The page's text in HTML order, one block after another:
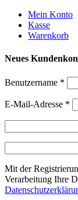
Weiter
zum
Inhalt
Mein Konto
Kasse
Warenkorb
Neues
Benutzername *
E-Mail-Adresse *
Mit der
Verarbeitung Ihre